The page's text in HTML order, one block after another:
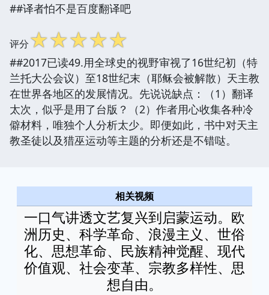
##译者怕不是百度翻译吧
评分☆☆☆☆☆
##2017已读49.用全球史的视野审视了16世纪初（特
兰托大公会议）至18世纪末（耶稣会被解散）天主教
在世界各地区的发展情况。先说说缺点：（1）翻译
太次，似乎是用了台版？（2）作者用心收集各种冷
僻材料，唯独个人分析太少。即便如此，书中对天主
教圣徒以及猎巫运动等主题的分析还是不错哒。
相关视频
一口气讲透文艺复兴到启蒙运动。欧
洲历史、科学革命、浪漫主义、世俗
化、思想革命、民族精神觉醒、现代
价值观、社会变革、宗教多样性、思
想自由。